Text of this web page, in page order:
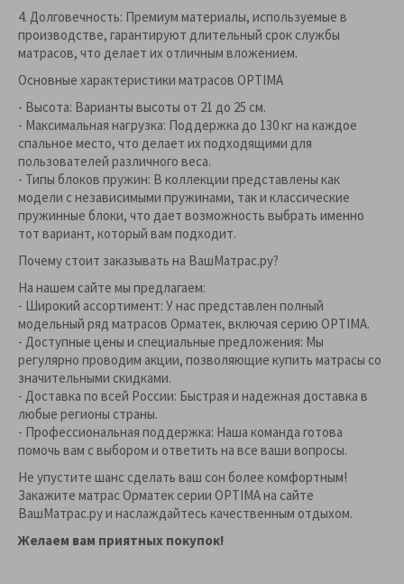
4. Долговечность: Премиум материалы, используемые в
производстве, гарантируют длительный срок службы
матрасов, что делает их отличным вложением.
Основные характеристики матрасов OPTIMA
- Высота: Варианты высоты от 21 до 25 см.
- Максимальная нагрузка: Поддержка до 130 кг на каждое
спальное место, что делает их подходящими для
пользователей различного веса.
- Типы блоков пружин: В коллекции представлены как
модели с независимыми пружинами, так и классические
пружинные блоки, что дает возможность выбрать именно
тот вариант, который вам подходит.
Почему стоит заказывать на ВашМатрас.ру?
На нашем сайте мы предлагаем:
- Широкий ассортимент: У нас представлен полный
модельный ряд матрасов Орматек, включая серию OPTIMA.
- Доступные цены и специальные предложения: Мы
регулярно проводим акции, позволяющие купить матрасы со
значительными скидками.
- Доставка по всей России: Быстрая и надежная доставка в
любые регионы страны.
- Профессиональная поддержка: Наша команда готова
помочь вам с выбором и ответить на все ваши вопросы.
Не упустите шанс сделать ваш сон более комфортным!
Закажите матрас Орматек серии OPTIMA на сайте
ВашМатрас.ру и наслаждайтесь качественным отдыхом.
Желаем вам приятных покупок!